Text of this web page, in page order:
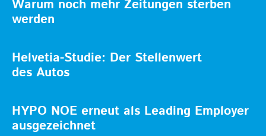
Warum noch mehr Zeitungen sterben
werden
Helvetia-Studie: Der Stellenwert
des Autos
HYPO NOE erneut als Leading Employer
ausgezeichnet